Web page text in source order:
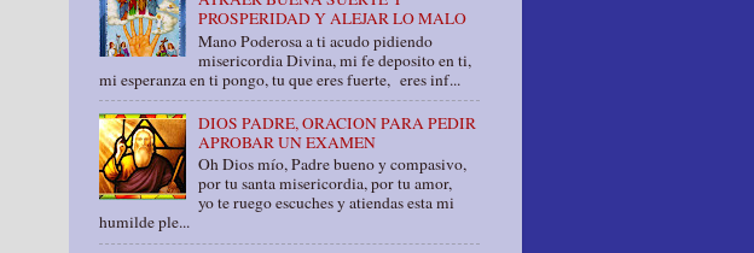
PROSPERIDAD Y ALEJAR LO MALO
Mano Poderosa a ti acudo pidiendo
misericordia Divina, mi fe deposito en ti,
mi esperanza en ti pongo, tu que eres fuerte, eres inf...
DIOS PADRE, ORACION PARA PEDIR
APROBAR UN EXAMEN
Oh Dios mío, Padre bueno y compasivo,
por tu santa misericordia, por tu amor,
yo te ruego escuches y atiendas esta mi
humilde ple...